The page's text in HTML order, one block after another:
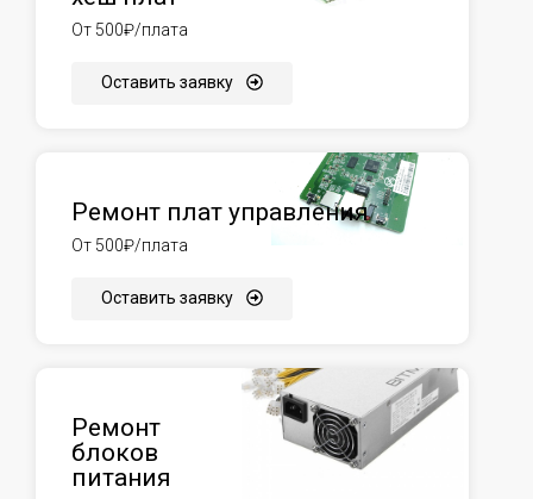
От 500₽/плата
Оставить заявку
Ремонт плат управления
От 500₽/плата
Оставить заявку
Ремонт
блоков
питания